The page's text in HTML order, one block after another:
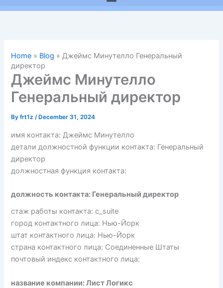
Home » Blog »Джеймс Минутелло Генеральный
директор
Джеймс Минутелло
Генеральный директор
Byfrt1z/ December 31, 2024
имя контакта: Джеймс Минутелло
детали должностной функции контакта: Генеральный
директор
должностная функция контакта:
должность контакта: Генеральный директор
стаж работы контакта: c_suite
город контактного лица: Нью-Йорк
штат контактного лица: Нью-Йорк
страна контактного лица: Соединенные Штаты
почтовый индекс контактного лица:
название компании: Лист Логикс